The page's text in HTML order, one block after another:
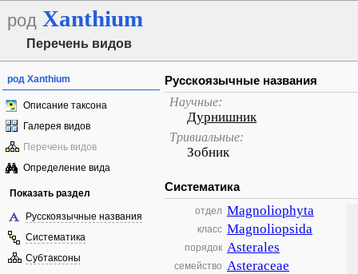
род Xanthium
Перечень видов
род Xanthium
Описание таксона
Галерея видов
Перечень видов
Определение вида
Показать раздел
Русскоязычные названия
Систематика
Субтаксоны
Русскоязычные названия
Научные:
Дурнишник
Тривиальные:
Зобник
Систематика
отдел Magnoliophyta
класс Magnoliopsida
порядок Asterales
семейство Asteraceae